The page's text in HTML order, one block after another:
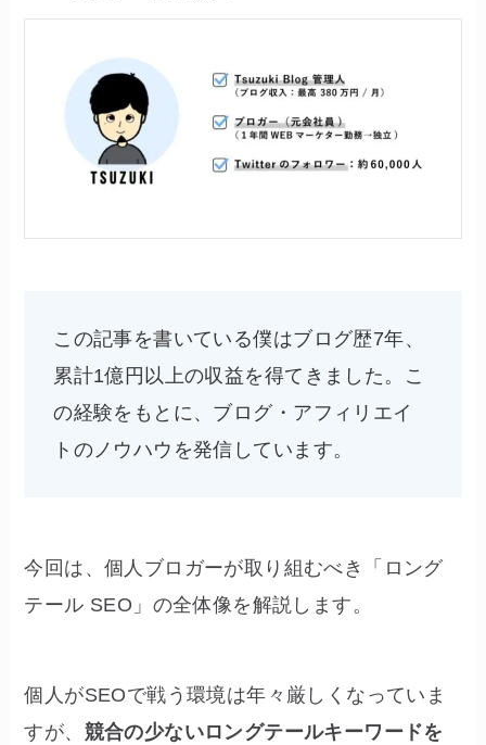
この記事を書いている僕はブログ歴7年、
累計1億円以上の収益を得てきました。こ
の経験をもとに、ブログ・アフィリエイ
トのノウハウを発信しています。
今回は、個人ブロガーが取り組むべき「ロング
テール SEO」の全体像を解説します。
個人がSEOで戦う環境は年々厳しくなっていま
すが、 競合の少ないロングテールキーワードを